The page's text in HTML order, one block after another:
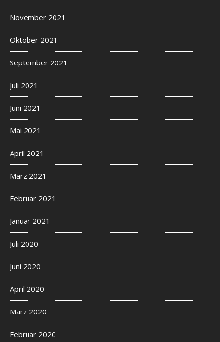
November 2021
Oktober 2021
September 2021
Juli 2021
Juni 2021
Mai 2021
April 2021
März 2021
Februar 2021
Januar 2021
Juli 2020
Juni 2020
April 2020
März 2020
Februar 2020